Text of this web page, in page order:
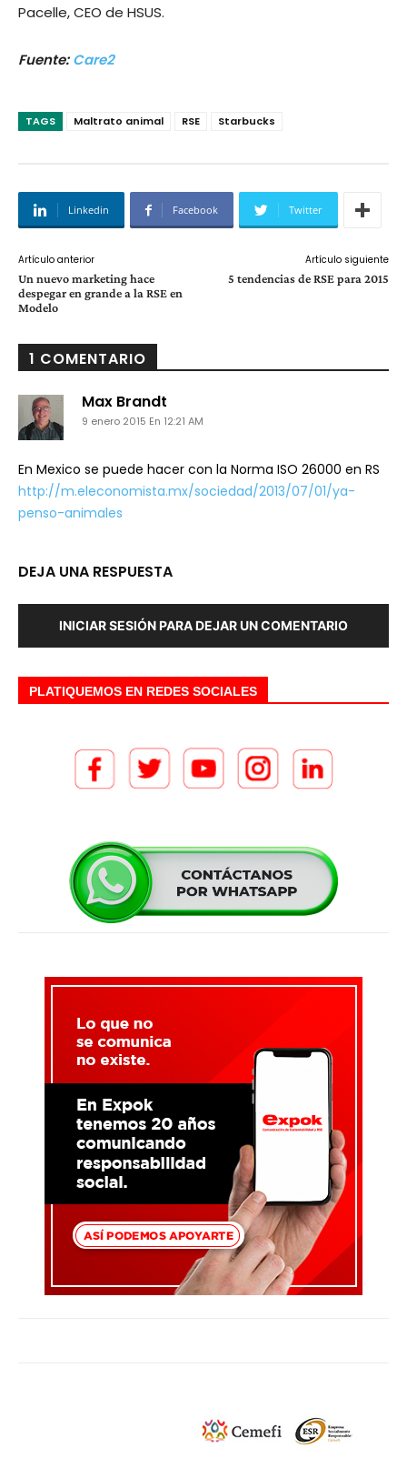
Pacelle, CEO de HSUS.
Fuente:Care2
TAGS Maltrato animal RSE Starbucks
Linkedin Facebook Twitter
Artículo anterior
Un nuevo marketing hace
despegar en grande a la RSE en
Modelo
Artículo siguiente
5 tendencias de RSE para 2015
1 COMENTARIO
Max Brandt
9 enero 2015 En 12:21 AM
En Mexico se puede hacer con la Norma ISO 26000 en RS
http://m.eleconomista.mx/sociedad/2013/07/01/ya-
penso-animales
DEJA UNA RESPUESTA
INICIAR SESIÓN PARA DEJAR UN COMENTARIO
PLATIQUEMOS EN REDES SOCIALES